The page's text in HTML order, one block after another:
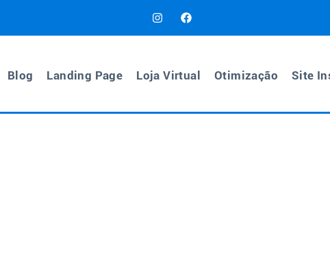
Blog Landing Page Loja Virtual Otimização Site